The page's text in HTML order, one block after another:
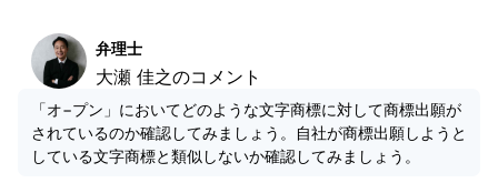
弁理士
大瀬 佳之のコメント
「オ−プン」においてどのような文字商標に対して商標出願が
されているのか確認してみましょう。自社が商標出願しようと
している文字商標と類似しないか確認してみましょう。